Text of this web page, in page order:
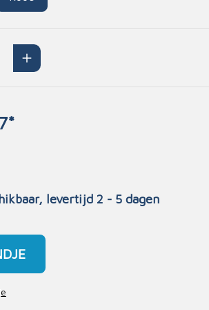
levertijd 2 - 5 dagen